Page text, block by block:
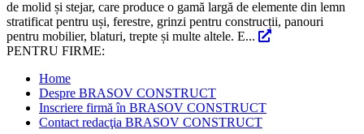
de molid și stejar, care produce o gamă largă de elemente din lemn
stratificat pentru uși, ferestre, grinzi pentru construcții, panouri
pentru mobilier, blaturi, trepte și multe altele. E...
PENTRU FIRME:
Home
Despre BRASOV CONSTRUCT
Inscriere firmă în BRASOV CONSTRUCT
Contact redacţia BRASOV CONSTRUCT